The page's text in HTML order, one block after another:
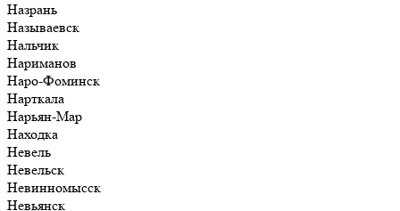
Назрань
Называевск
Нальчик
Нариманов
Наро-Фоминск
Нарткала
Нарьян-Мар
Находка
Невель
Невельск
Невинномысск
Невьянск